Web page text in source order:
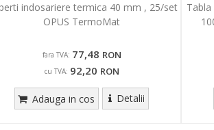
indosariere termica 40 mm , 25/set
OPUS TermoMat
fara TVA: 77,48 RON
cu TVA: 92,20 RON
Adauga in cos Detalii